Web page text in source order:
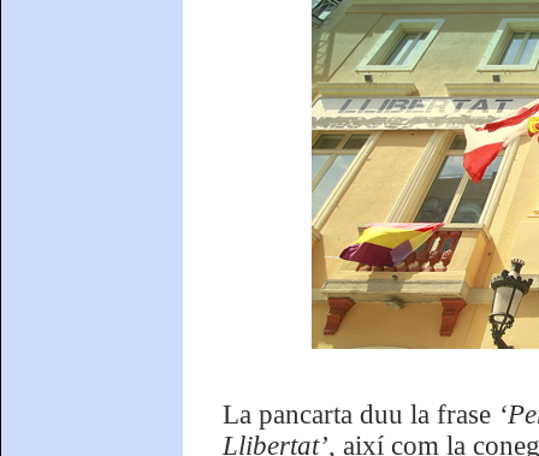
La pancarta duu la frase
Llibertat’, així com la